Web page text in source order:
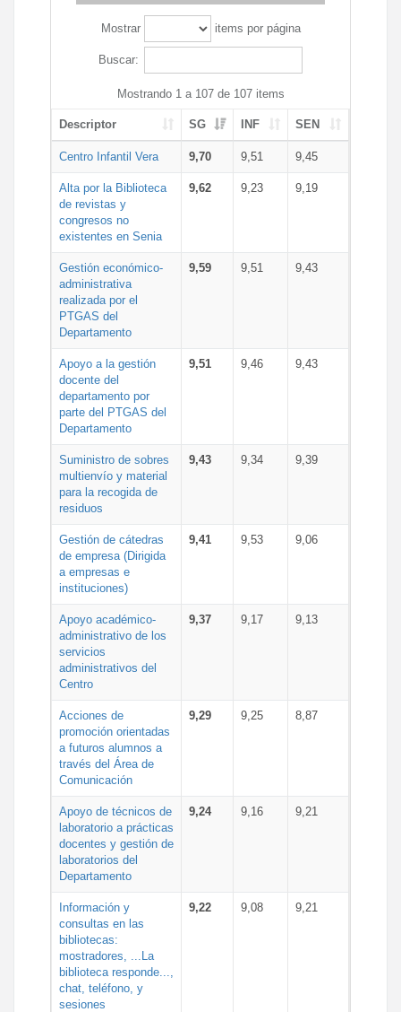
Mostrar items por página
Buscar:
Mostrando 1 a 107 de 107 items
Descriptor SG INF SEN
Centro Infantil Vera 9,70 9,51 9,45
Alta por la Biblioteca
de revistas y
congresos no
existentes en Senia
9,62 9,23 9,19
Gestión económico-
administrativa
realizada por el
PTGAS del
Departamento
9,59 9,51 9,43
Apoyo a la gestión
docente del
departamento por
parte del PTGAS del
Departamento
9,51 9,46 9,43
Suministro de sobres
multienvío y material
para la recogida de
residuos
9,43 9,34 9,39
Gestión de cátedras
de empresa (Dirigida
a empresas e
instituciones)
9,41 9,53 9,06
Apoyo académico-
administrativo de los
servicios
administrativos del
Centro
9,37 9,17 9,13
Acciones de
promoción orientadas
a futuros alumnos a
través del Área de
Comunicación
9,29 9,25 8,87
Apoyo de técnicos de
laboratorio a prácticas
docentes y gestión de
laboratorios del
Departamento
9,24 9,16 9,21
Información y
consultas en las
bibliotecas:
mostradores, ...La
biblioteca responde...,
chat, teléfono, y
sesiones
9,22 9,08 9,21